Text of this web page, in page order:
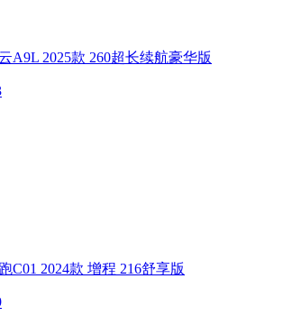
A9L 2025款 260超长续航豪华版
C01 2024款 增程 216舒享版